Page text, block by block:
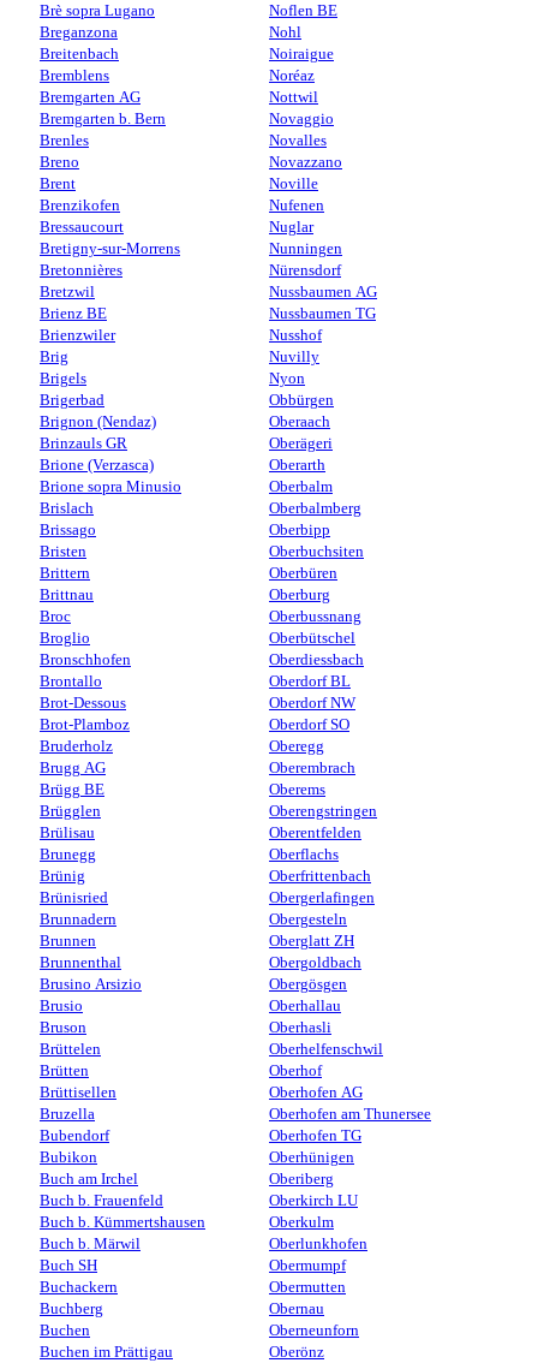
Brè sopra Lugano
Breganzona
Breitenbach
Bremblens
Bremgarten AG
Bremgarten b. Bern
Brenles
Breno
Brent
Brenzikofen
Bressaucourt
Bretigny-sur-Morrens
Bretonnières
Bretzwil
Brienz BE
Brienzwiler
Brig
Brigels
Brigerbad
Brignon (Nendaz)
Brinzauls GR
Brione (Verzasca)
Brione sopra Minusio
Brislach
Brissago
Bristen
Brittern
Brittnau
Broc
Broglio
Bronschhofen
Brontallo
Brot-Dessous
Brot-Plamboz
Bruderholz
Brugg AG
Brügg BE
Brügglen
Brülisau
Brunegg
Brünig
Brünisried
Brunnadern
Brunnen
Brunnenthal
Brusino Arsizio
Brusio
Bruson
Brüttelen
Brütten
Brüttisellen
Bruzella
Bubendorf
Bubikon
Buch am Irchel
Buch b. Frauenfeld
Buch b. Kümmertshausen
Buch b. Märwil
Buch SH
Buchackern
Buchberg
Buchen
Buchen im Prättigau
Noflen BE
Nohl
Noiraigue
Noréaz
Nottwil
Novaggio
Novalles
Novazzano
Noville
Nufenen
Nuglar
Nunningen
Nürensdorf
Nussbaumen AG
Nussbaumen TG
Nusshof
Nuvilly
Nyon
Obbürgen
Oberaach
Oberägeri
Oberarth
Oberbalm
Oberbalmberg
Oberbipp
Oberbuchsiten
Oberbüren
Oberburg
Oberbussnang
Oberbütschel
Oberdiessbach
Oberdorf BL
Oberdorf NW
Oberdorf SO
Oberegg
Oberembrach
Oberems
Oberengstringen
Oberentfelden
Oberflachs
Oberfrittenbach
Obergerlafingen
Obergesteln
Oberglatt ZH
Obergoldbach
Obergösgen
Oberhallau
Oberhasli
Oberhelfenschwil
Oberhof
Oberhofen AG
Oberhofen am Thunersee
Oberhofen TG
Oberhünigen
Oberiberg
Oberkirch LU
Oberkulm
Oberlunkhofen
Obermumpf
Obermutten
Obernau
Oberneunforn
Oberönz